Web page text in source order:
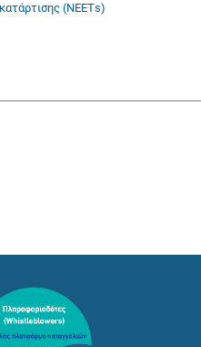
(ΝΕΕΤs)